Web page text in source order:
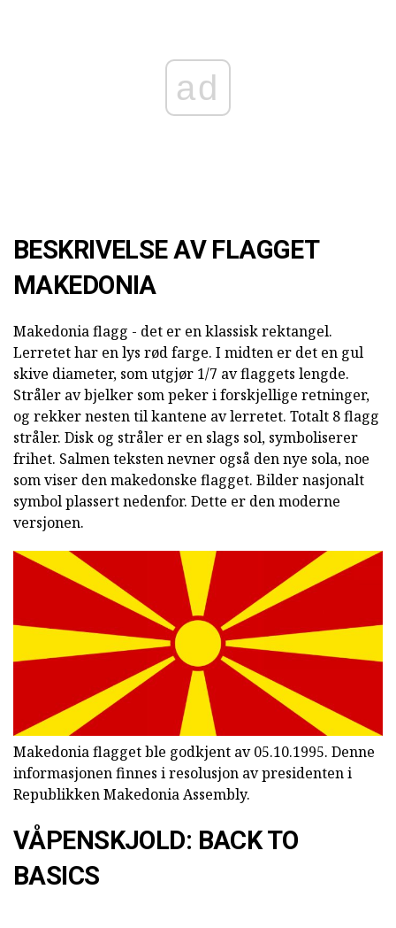
ad
BESKRIVELSE AV FLAGGET
MAKEDONIA
Makedonia flagg - det er en klassisk rektangel.
Lerretet har en lys rød farge. I midten er det en gul
skive diameter, som utgjør 1/7 av flaggets lengde.
Stråler av bjelker som peker i forskjellige retninger,
og rekker nesten til kantene av lerretet. Totalt 8 flagg
stråler. Disk og stråler er en slags sol, symboliserer
frihet. Salmen teksten nevner også den nye sola, noe
som viser den makedonske flagget. Bilder nasjonalt
symbol plassert nedenfor. Dette er den moderne
versjonen.
Makedonia flagget ble godkjent av 05.10.1995. Denne
informasjonen finnes i resolusjon av presidenten i
Republikken Makedonia Assembly.
VÅPENSKJOLD: BACK TO
BASICS